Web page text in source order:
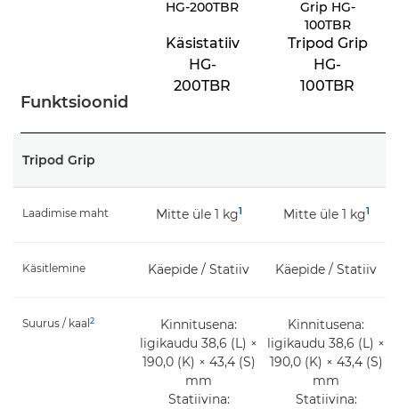
Funktsioonid
Käsistatiiv
HG-
200TBR
Tripod Grip
HG-
100TBR
Tripod Grip
Laadimise maht Mitte üle 1 kg1 Mitte üle 1 kg1
Käsitlemine Käepide / Statiiv Käepide / Statiiv
Suurus / kaal 2
Kinnitusena:
ligikaudu 38,6 (L) ×
190,0 (K) × 43,4 (S)
mm
Statiivina:
Kinnitusena:
ligikaudu 38,6 (L) ×
190,0 (K) × 43,4 (S)
mm
Statiivina: